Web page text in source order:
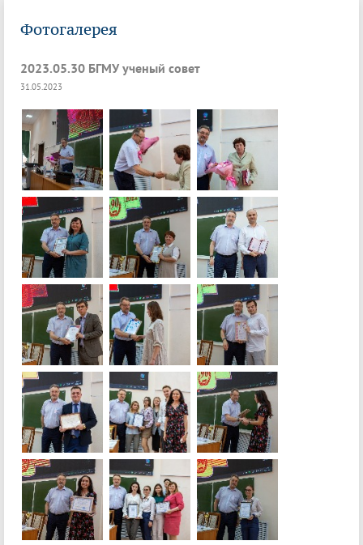
Фотогалерея
2023.05.30 БГМУ ученый совет
31.05.2023